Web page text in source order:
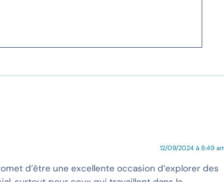
12/09/2024 à 8:49
d’être une excellente occasion d’explorer des